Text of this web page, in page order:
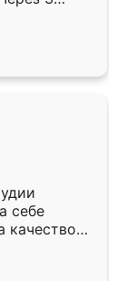
себе
качеством
почти